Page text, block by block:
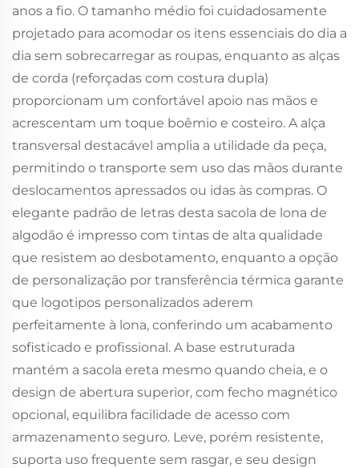
anos a fio. O tamanho médio foi cuidadosamente
projetado para acomodar os itens essenciais do dia a
dia sem sobrecarregar as roupas, enquanto as alças
de corda (reforçadas com costura dupla)
proporcionam um confortável apoio nas mãos e
acrescentam um toque boêmio e costeiro. A alça
transversal destacável amplia a utilidade da peça,
permitindo o transporte sem uso das mãos durante
deslocamentos apressados ou idas às compras. O
elegante padrão de letras desta sacola de lona de
algodão é impresso com tintas de alta qualidade
que resistem ao desbotamento, enquanto a opção
de personalização por transferência térmica garante
que logotipos personalizados aderem
perfeitamente à lona, conferindo um acabamento
sofisticado e profissional. A base estruturada
mantém a sacola ereta mesmo quando cheia, e o
design de abertura superior, com fecho magnético
opcional, equilibra facilidade de acesso com
armazenamento seguro. Leve, porém resistente,
suporta uso frequente sem rasgar, e seu design